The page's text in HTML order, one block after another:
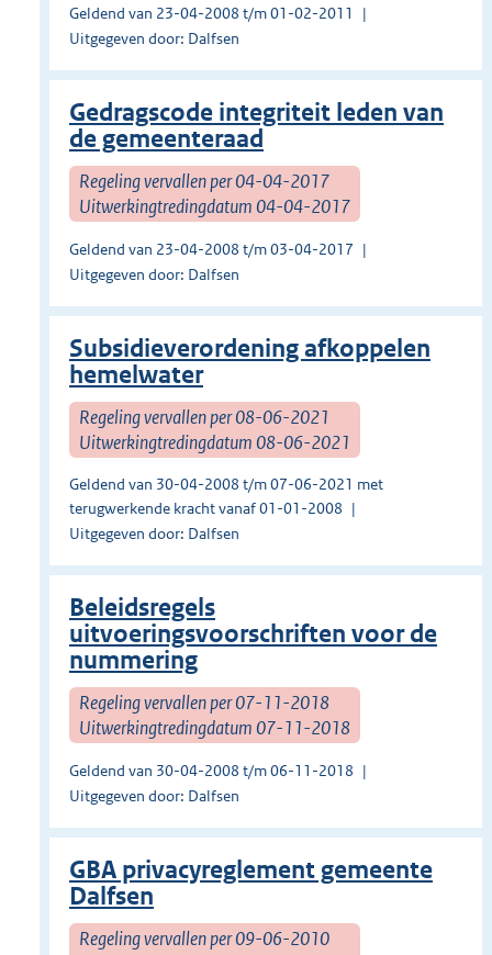
Geldend van 23-04-2008 t/m 01-02-2011
Uitgegeven door: Dalfsen
Gedragscode integriteit leden van
de gemeenteraad
Regeling vervallen per 04-04-2017
Uitwerkingtredingdatum 04-04-2017
Geldend van 23-04-2008 t/m 03-04-2017
Uitgegeven door: Dalfsen
Subsidieverordening afkoppelen
hemelwater
Regeling vervallen per 08-06-2021
Uitwerkingtredingdatum 08-06-2021
Geldend van 30-04-2008 t/m 07-06-2021 met
terugwerkende kracht vanaf 01-01-2008
Uitgegeven door: Dalfsen
Beleidsregels
uitvoeringsvoorschriften voor de
nummering
Regeling vervallen per 07-11-2018
Uitwerkingtredingdatum 07-11-2018
Geldend van 30-04-2008 t/m 06-11-2018
Uitgegeven door: Dalfsen
GBA privacyreglement gemeente
Dalfsen
Regeling vervallen per 09-06-2010